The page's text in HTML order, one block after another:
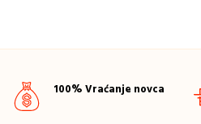
100% Vraćanje novca